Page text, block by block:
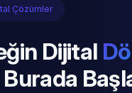
Çözümler
Dijital
Burada